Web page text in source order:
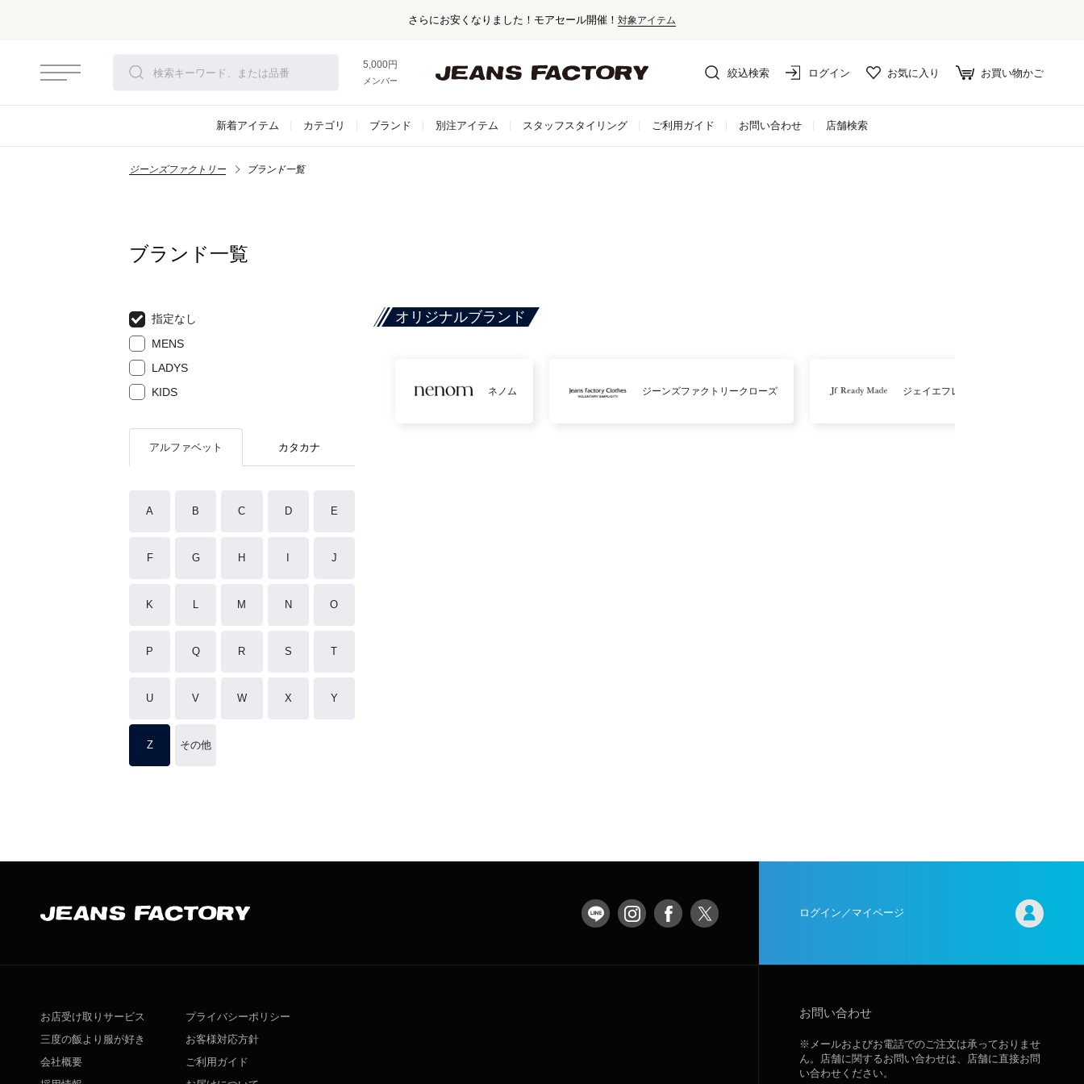
さらにお安くなりました！モアセール開催！ 対象アイテム
5,000円以上お買い上げで送料無料！
メンバー登録でお得な情報をゲット。さらに詳しく
絞込検索 ログイン お気に入り お買い物かご
新着アイテム カテゴリ ブランド 別注アイテム スタッフスタイリング ご利用ガイド お問い合わせ 店舗検索
ジーンズファクトリー ブランド一覧
ブランド一覧
指定なし
MENS
LADYS
KIDS
アルファベット カタカナ
A B C D E
F G H J
K L M N O
P Q R S T
U V W X Y
Z その他
オリジナルブランド
ネノム ジーンズファクトリークローズ ジェイエフレディメイド
ログイン／マイページ
お店受け取りサービス
三度の飯より服が好き
会社概要
プライバシーポリシー
お客様対応方針
ご利用ガイド
お問い合わせ
※メールおよびお電話でのご注文は承っておりませ
ん。店舗に関するお問い合わせは、店舗に直接お問
い合わせください。